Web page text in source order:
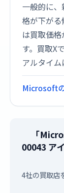
一般的に
格が下が
は買取価
す。買取X
アルタイム
Microsoft
「
00043 ア
4社の買取店